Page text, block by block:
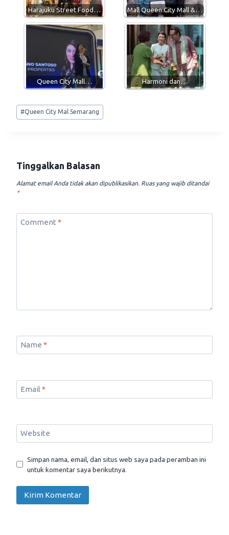
p
m
k
Harajuku Street Food… Mall Queen City Mall &…
Queen City Mall… Harmoni dan…
Post
Tags:
#Queen City Mal Semarang
Tinggalkan Balasan
Alamat email Anda tidak akan dipublikasikan. Ruas yang wajib ditandai
*
Comment *
Name *
Email *
Website
Simpan nama, email, dan situs web saya pada peramban ini
untuk komentar saya berikutnya.